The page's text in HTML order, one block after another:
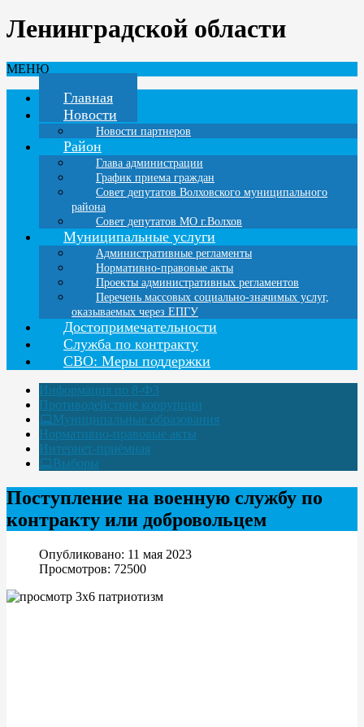
Ленинградской области
МЕНЮ
Главная
Новости
Новости партнеров
Район
Глава администрации
График приема граждан
Совет депутатов Волховского муниципального
района
Совет депутатов МО г.Волхов
Муниципальные услуги
Административные регламенты
Нормативно-правовые акты
Проекты административных регламентов
Перечень массовых социально-значимых услуг,
оказываемых через ЕПГУ
Достопримечательности
Служба по контракту
СВО: Меры поддержки
Информация по 8-ФЗ
Противодействие коррупции
Муниципальные образования
Нормативно-правовые акты
Интернет-приёмная
Выборы
Поступление на военную службу по
контракту или добровольцем
Опубликовано: 11 мая 2023
Просмотров: 72500